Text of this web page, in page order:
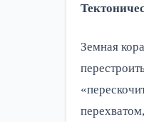
Земная